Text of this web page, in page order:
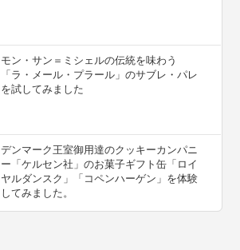
モン・サン＝ミシェルの伝統を味わう
「ラ・メール・プラール」のサブレ・パレ
を試してみました
デンマーク王室御用達のクッキーカンパニ
ー「ケルセン社」のお菓子ギフト缶「ロイ
ヤルダンスク」「コペンハーゲン」を体験
してみました。